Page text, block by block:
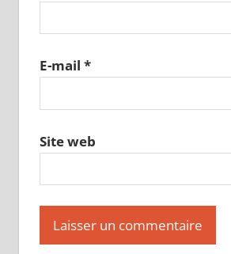
E-mail *
Site web